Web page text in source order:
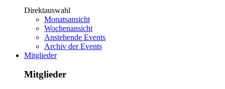
Direktauswahl
Monatsansicht
Wochenansicht
Anstehende Events
Archiv der Events
Mitglieder
Mitglieder